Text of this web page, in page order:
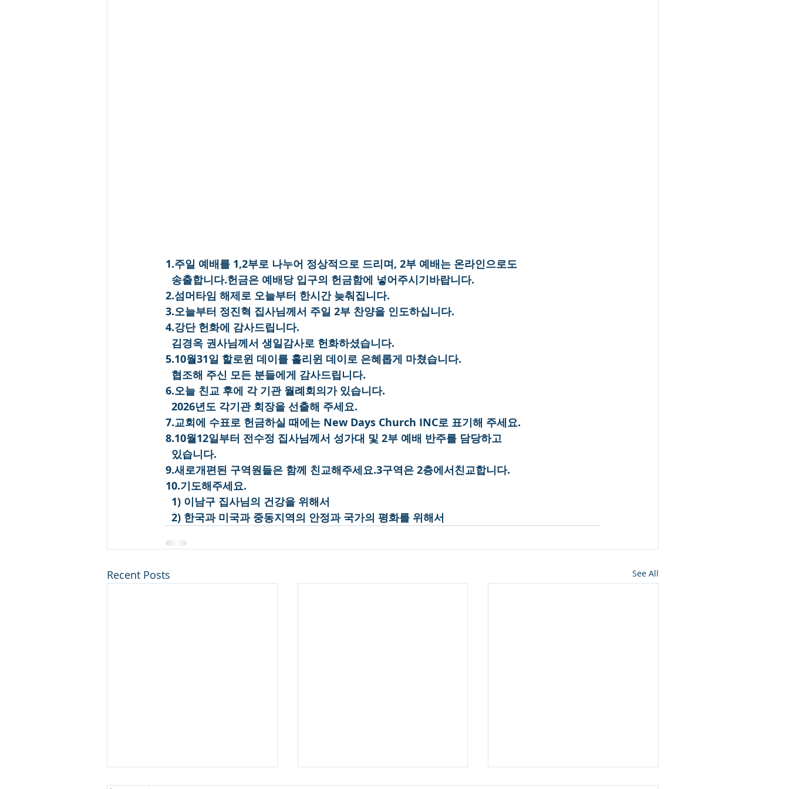
1.주일 예배를 1,2부로 나누어 정상적으로 드리며, 2부 예배는 온라인으로도
송출합니다.헌금은 예배당 입구의 헌금함에 넣어주시기바랍니다.
2.섬머타임 해제로 오늘부터 한시간 늦춰집니다.
3.오늘부터 정진혁 집사님께서 주일 2부 찬양을 인도하십니다.
4.강단 헌화에 감사드립니다.
김경옥 권사님께서 생일감사로 헌화하셨습니다.
5.10월31일 할로윈 데이를 홀리윈 데이로 은혜롭게 마쳤습니다.
협조해 주신 모든 분들에게 감사드립니다.
6.오늘 친교 후에 각 기관 월례회의가 있습니다.
2026년도 각기관 회장을 선출해 주세요.
7.교회에 수표로 헌금하실 때에는 New Days Church INC로 표기해 주세요.
8.10월12일부터 전수정 집사님께서 성가대 및 2부 예배 반주를 담당하고
있습니다.
9.새로개편된 구역원들은 함께 친교해주세요.3구역은 2층에서친교합니다.
10.기도해주세요.
1) 이남구 집사님의 건강을 위해서
2) 한국과 미국과 중동지역의 안정과 국가의 평화를 위해서
Recent Posts See All